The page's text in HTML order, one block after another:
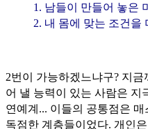
1. 남들이 만들어 놓은
2. 내 몸에 맞는 조건을
2번이 가능하겠느냐구? 지
어 낼 능력이 있는 사람은 지
연예계... 이들의 공통점은
독점한 계층들이었다. 개인